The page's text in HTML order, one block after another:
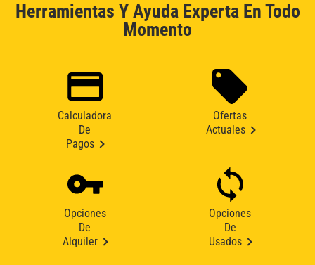
Herramientas Y Ayuda Experta En Todo
Momento
Calculadora
De
Pagos
Ofertas
Actuales
Opciones
De
Alquiler
Opciones
De
Usados